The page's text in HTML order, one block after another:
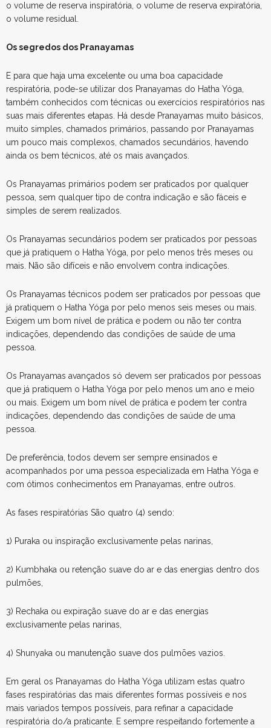
o volume de reserva inspiratória, o volume de reserva expiratória,
o volume residual.
Os segredos dos Pranayamas
E para que haja uma excelente ou uma boa capacidade
respiratória, pode-se utilizar dos Pranayamas do Hatha Yóga,
também conhecidos com técnicas ou exercícios respiratórios nas
suas mais diferentes etapas. Há desde Pranayamas muito básicos,
muito simples, chamados primários, passando por Pranayamas
um pouco mais complexos, chamados secundários, havendo
ainda os bem técnicos, até os mais avançados.
Os Pranayamas primários podem ser praticados por qualquer
pessoa, sem qualquer tipo de contra indicação e são fáceis e
simples de serem realizados.
Os Pranayamas secundários podem ser praticados por pessoas
que já pratiquem o Hatha Yóga, por pelo menos três meses ou
mais. Não são difíceis e não envolvem contra indicações.
Os Pranayamas técnicos podem ser praticados por pessoas que
já pratiquem o Hatha Yóga por pelo menos seis meses ou mais.
Exigem um bom nível de prática e podem ou não ter contra
indicações, dependendo das condições de saúde de uma
pessoa.
Os Pranayamas avançados só devem ser praticados por pessoas
que já pratiquem o Hatha Yóga por pelo menos um ano e meio
ou mais. Exigem um bom nível de prática e podem ter contra
indicações, dependendo das condições de saúde de uma
pessoa.
De preferência, todos devem ser sempre ensinados e
acompanhados por uma pessoa especializada em Hatha Yóga e
com ótimos conhecimentos em Pranayamas, entre outros.
As fases respiratórias São quatro (4) sendo:
1) Puraka ou inspiração exclusivamente pelas narinas,
2) Kumbhaka ou retenção suave do ar e das energias dentro dos
pulmões,
3) Rechaka ou expiração suave do ar e das energias
exclusivamente pelas narinas,
4) Shunyaka ou manutenção suave dos pulmões vazios.
Em geral os Pranayamas do Hatha Yóga utilizam estas quatro
fases respiratórias das mais diferentes formas possíveis e nos
mais variados tempos possíveis, para refinar a capacidade
respiratória do/a praticante. E sempre respeitando fortemente a